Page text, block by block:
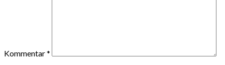
Kommentar*